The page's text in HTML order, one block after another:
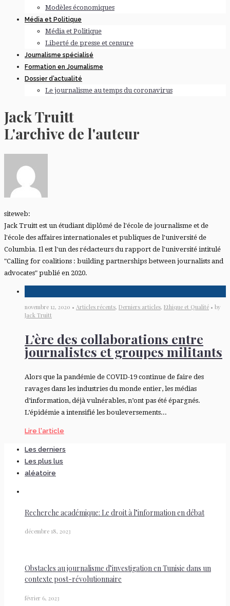
Modèles économiques
Média et Politique
Média et Politique
Liberté de presse et censure
Journalisme spécialisé
Formation en Journalisme
Dossier d’actualité
Le journalisme au temps du coronavirus
Jack Truitt
L'archive de l'auteur
siteweb:
Jack Truitt est un étudiant diplômé de l'école de journalisme et de
l'école des affaires internationales et publiques de l'université de
Columbia. Il est l'un des rédacteurs du rapport de l'université intitulé
"Calling for coalitions : building partnerships between journalists and
advocates" publié en 2020.
novembre 12, 2020 • Articles récents, Derniers articles, Ethique et Qualité • by
Jack Truitt
L’ère des collaborations entre
journalistes et groupes militants
Alors que la pandémie de COVID-19 continue de faire des
ravages dans les industries du monde entier, les médias
d’information, déjà vulnérables, n’ont pas été épargnés.
L’épidémie a intensifié les bouleversements...
Lire l'article
Les derniers
Les plus lus
aléatoire
Recherche académique: Le droit à l’information en débat
décembre 18, 2023
Obstacles au journalisme d’investigation en Tunisie dans un
contexte post-révolutionnaire
février 6, 2023